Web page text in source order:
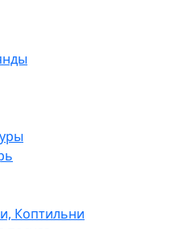
Коптильни